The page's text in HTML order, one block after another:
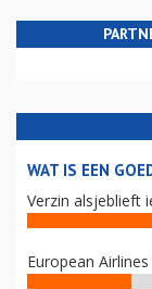
WAT IS EEN
Verzin alsjeblieft
European